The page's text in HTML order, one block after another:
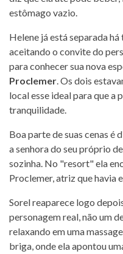
estômago vazio.
Helene já está separada
aceitando o convite do
para conhecer sua nova
Proclemer. Os dois
local esse ideal para que a
tranquilidade.
Boa parte de suas cenas é
a senhora do seu próprio
sozinha. No "resort" ela
Proclemer, atriz que havia
Sorel reaparece logo
personagem real, não um
relaxando em uma
briga, onde ela apontou